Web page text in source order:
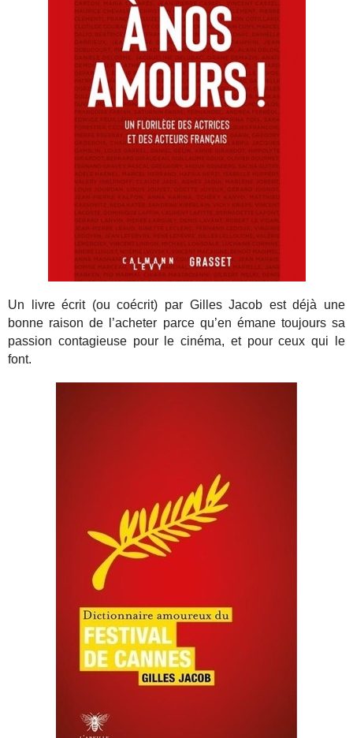
Un livre écrit (ou coécrit) par Gilles Jacob est déjà une
bonne raison de l’acheter parce qu’en émane toujours sa
passion contagieuse pour le cinéma, et pour ceux qui le
font.